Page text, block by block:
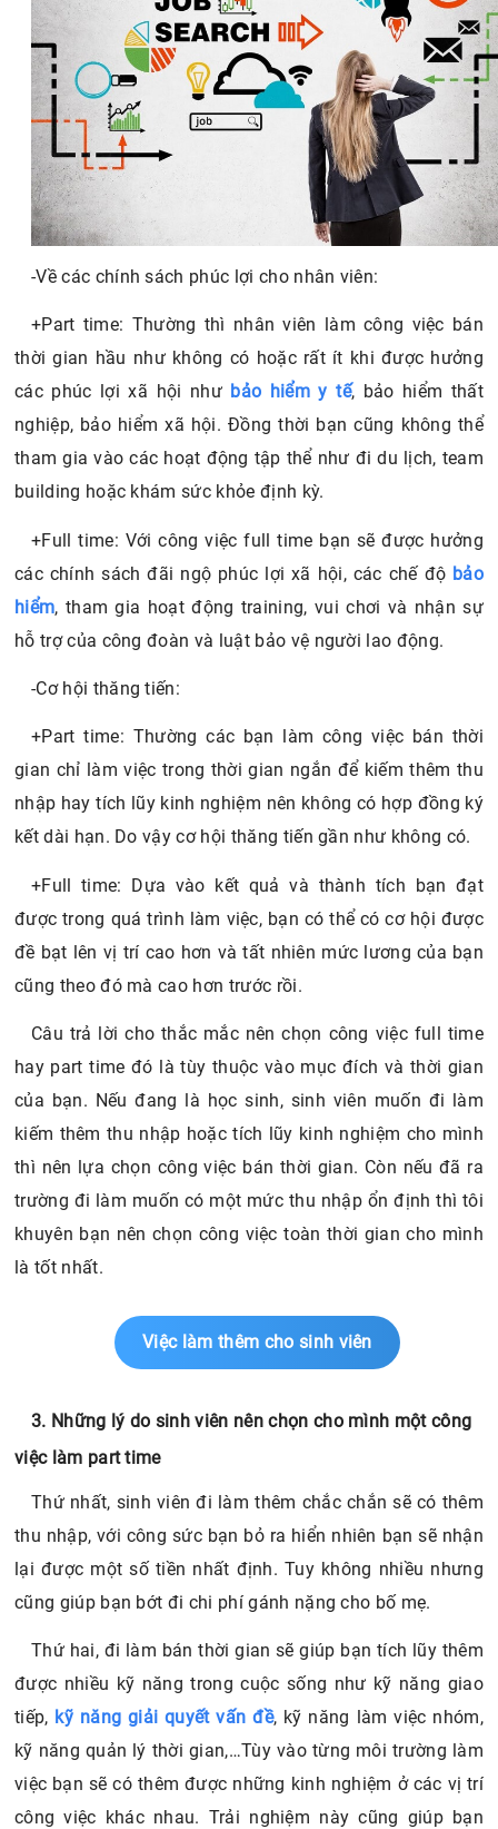
-Về các chính sách phúc lợi cho nhân viên:
+Part time: Thường thì nhân viên làm công việc bán
thời gian hầu như không có hoặc rất ít khi được hưởng
các phúc lợi xã hội như bảo hiểm y tế, bảo hiểm thất
nghiệp, bảo hiểm xã hội. Đồng thời bạn cũng không thể
tham gia vào các hoạt động tập thể như đi du lịch, team
building hoặc khám sức khỏe định kỳ.
+Full time: Với công việc full time bạn sẽ được hưởng
các chính sách đãi ngộ phúc lợi xã hội, các chế độ bảo
hiểm, tham gia hoạt động training, vui chơi và nhận sự
hỗ trợ của công đoàn và luật bảo vệ người lao động.
-Cơ hội thăng tiến:
+Part time: Thường các bạn làm công việc bán thời
gian chỉ làm việc trong thời gian ngắn để kiếm thêm thu
nhập hay tích lũy kinh nghiệm nên không có hợp đồng ký
kết dài hạn. Do vậy cơ hội thăng tiến gần như không có.
+Full time: Dựa vào kết quả và thành tích bạn đạt
được trong quá trình làm việc, bạn có thể có cơ hội được
đề bạt lên vị trí cao hơn và tất nhiên mức lương của bạn
cũng theo đó mà cao hơn trước rồi.
Câu trả lời cho thắc mắc nên chọn công việc full time
hay part time đó là tùy thuộc vào mục đích và thời gian
của bạn. Nếu đang là học sinh, sinh viên muốn đi làm
kiếm thêm thu nhập hoặc tích lũy kinh nghiệm cho mình
thì nên lựa chọn công việc bán thời gian. Còn nếu đã ra
trường đi làm muốn có một mức thu nhập ổn định thì tôi
khuyên bạn nên chọn công việc toàn thời gian cho mình
là tốt nhất.
Việc làm thêm cho sinh viên
3. Những lý do sinh viên nên chọn cho mình một công
việc làm part time
Thứ nhất, sinh viên đi làm thêm chắc chắn sẽ có thêm
thu nhập, với công sức bạn bỏ ra hiển nhiên bạn sẽ nhận
lại được một số tiền nhất định. Tuy không nhiều nhưng
cũng giúp bạn bớt đi chi phí gánh nặng cho bố mẹ.
Thứ hai, đi làm bán thời gian sẽ giúp bạn tích lũy thêm
được nhiều kỹ năng trong cuộc sống như kỹ năng giao
tiếp, kỹ năng giải quyết vấn đề, kỹ năng làm việc nhóm,
kỹ năng quản lý thời gian,…Tùy vào từng môi trường làm
việc bạn sẽ có thêm được những kinh nghiệm ở các vị trí
công việc khác nhau. Trải nghiệm này cũng giúp bạn